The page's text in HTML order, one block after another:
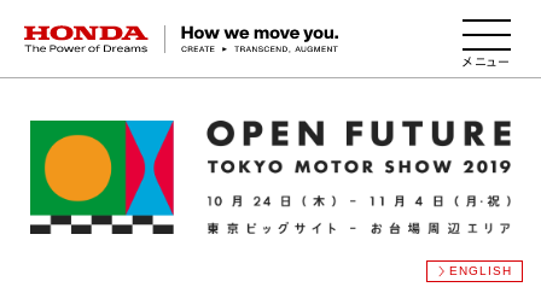
HONDA The Power of Dreams
ENGLISH